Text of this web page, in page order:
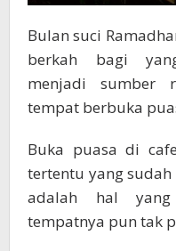
Bulan suci
berkah bagi
menjadi sumber
tempat berbuka
Buka puasa di
tertentu yang
adalah hal yang
tempatnya pun tak